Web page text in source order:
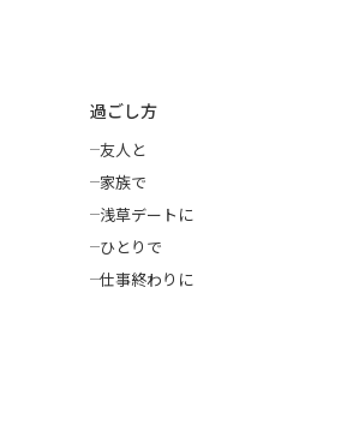
過ごし方
友人と
家族で
浅草デートに
ひとりで
仕事終わりに